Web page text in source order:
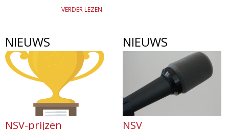
VERDER LEZEN
NIEUWS
NSV-prijzen
NIEUWS
NSV